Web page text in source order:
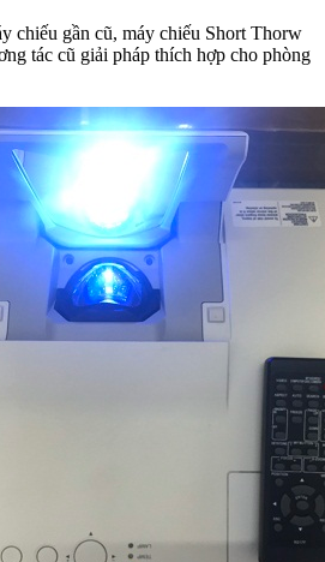
chiếu gần cũ, máy chiếu Short Thorw
tác cũ giải pháp thích hợp cho phòng